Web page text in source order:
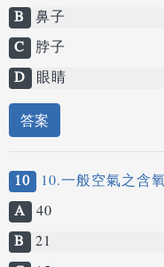
B 鼻子
C 脖子
D 眼睛
答案
10 10.一般空氣之含
A 40
B 21